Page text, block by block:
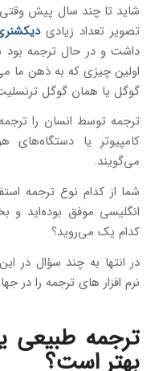
شاید تا چند سال پیش
تصویر تعداد زیادی
داشت و در حال ترجمه بود
اولین چیزی که به ذهن ما
گوگل یا همان گوگل
ترجمه توسط انسان را
کامپیوتر یا دستگاه‌های
می‌گویند.
شما از کدام نوع ترجمه
انگلیسی موفق بوده‌اید و
کدام یک می‌روید؟
در انتها به چند سؤال در
نرم افزار های ترجمه را در
ترجمه طبیعی
بهتر است؟